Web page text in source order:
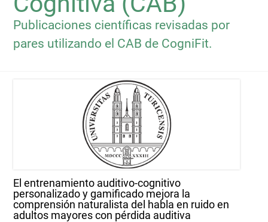
Publicaciones científicas revisadas por
pares utilizando el CAB de CogniFit.
El entrenamiento auditivo-cognitivo
personalizado y gamificado mejora la
comprensión naturalista del habla en ruido en
adultos mayores con pérdida auditiva